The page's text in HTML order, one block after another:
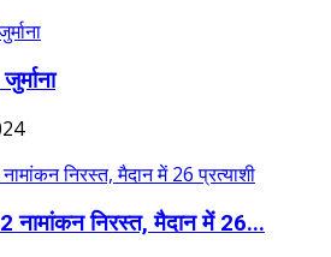
नामांकन निरस्त, मैदान में 26...